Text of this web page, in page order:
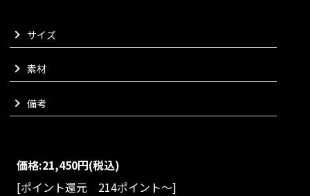
左右非対称のデザインにすることで絶妙なバランスで耳元で揺
れ動き、お顔まわりを上品に演出いたします。
金具は本金メッキを採用することで酸化しづらく腐食にも強い
耐久性があり、金に近い美しい発色を実現しております。
用にもご使用可能なサイズをチョイスいたしました。
VARIATION
size：FREE
サイズ
素材
備考
価格:21,450円(税込)
[ポイント還元 214ポイント～]